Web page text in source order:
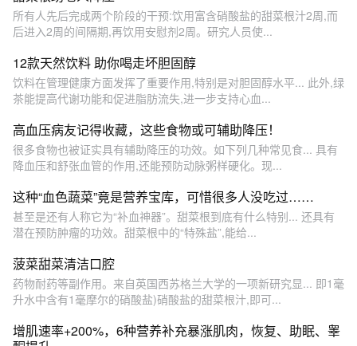
所有人先后完成两个阶段的干预:饮用富含硝酸盐的甜菜根汁2周,而
后进入2周的间隔期,再饮用安慰剂2周。研究人员使...
12款天然饮料 助你喝走坏胆固醇
饮料在管理健康方面发挥了重要作用,特别是对胆固醇水平... 此外,绿
茶能提高代谢功能和促进脂肪流失,进一步支持心血...
高血压病友记得收藏，这些食物或可辅助降压！
很多食物也被证实具有辅助降压的功效。如下列几种常见食... 具有
降血压和舒张血管的作用,还能预防动脉粥样硬化。现...
这种“血色蔬菜”竟是营养宝库，可惜很多人没吃过……
甚至是还有人称它为“补血神器”。甜菜根到底有什么特别... 还具有
潜在预防肿瘤的功效。甜菜根中的“特殊盐”,能给...
菠菜甜菜清洁口腔
药物耐药等副作用。来自英国西苏格兰大学的一项新研究显... 即1毫
升水中含有1毫摩尔的硝酸盐)硝酸盐的甜菜根汁,即可...
增肌速率+200%，6种营养补充暴涨肌肉，恢复、助眠、睾